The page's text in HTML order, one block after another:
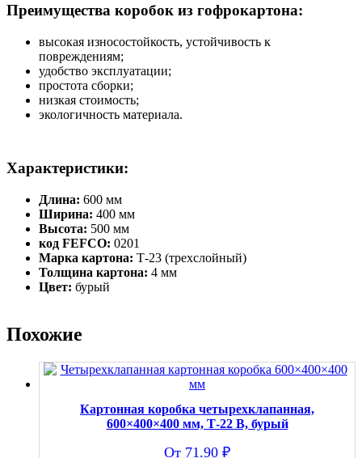
Преимущества коробок из гофрокартона:
высокая износостойкость, устойчивость к
повреждениям;
удобство эксплуатации;
простота сборки;
низкая стоимость;
экологичность материала.
Характеристики:
Длина: 600 мм
Ширина: 400 мм
Высота: 500 мм
код FEFCO: 0201
Марка картона: Т-23 (трехслойный)
Толщина картона: 4 мм
Цвет: бурый
Похожие
Картонная коробка четырехклапанная,
600×400×400 мм, Т-22 В, бурый
71.90 ₽